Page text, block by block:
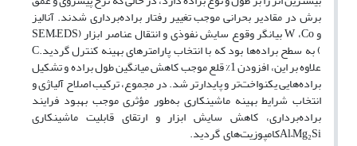
برش در مقادیر بحرانی موجب تغییر رفتار براده‌برداری شدند. آنالیز
SEM–EDSبیانگر وقوع سایش نفوذی و انتقال عناصر ابزار (W،Coو
C) به سطح براده‌ها بود که با انتخاب پارامترهای بهینه کنترل گردید.
علاوه بر این، افزودن 1% قلع موجب کاهش میانگین طول براده و تشکیل
براده‌هایی یکنواخت‌تر و پایدارتر شد. در مجموع، ترکیب اصلاح آلیاژی و
انتخاب شرایط بهینه ماشینکاری به‌طور مؤثری موجب بهبود فرایند
براده‌برداری، کاهش سایش ابزار و ارتقای قابلیت ماشینکاری
کامپوزیت‌هایAl–Mg₂Si
گردید.